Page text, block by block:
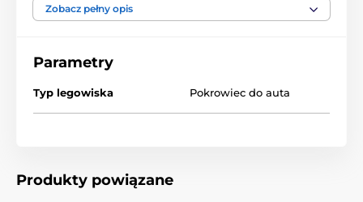
wytrzymały materiał. Wersja chroniąca wnętrze
bagażnika.
to materiał, z którego wykonane są najlepsze
i odporna tkanina, będzie służyła przez wiele lat.
Zobacz pełny opis
Parametry
Typ legowiska Pokrowiec do auta
Produkty powiązane